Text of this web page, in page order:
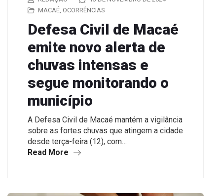
MACAÉ OCORRÊNCIAS
Defesa Civil de Macaé
emite novo alerta de
chuvas intensas e
segue monitorando o
município
A Defesa Civil de Macaé mantém a vigilância
sobre as fortes chuvas que atingem a cidade
desde terça-feira (12), com…
Read More